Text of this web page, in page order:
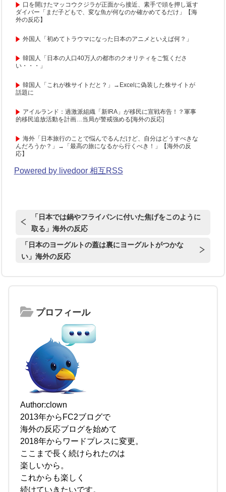
口を開けたマッコウクジラが正面から接近、素手で頭を押し返す
ダイバー「まだ子どもで、変な魚が何なのか確かめてるだけ」【海
外の反応】
外国人「初めてトラウマになった日本のアニメといえば何？」
韓国人「日本の人口40万人の都市のクオリティをご覧くださ
い・・・」
韓国人「これが株サイトだと？」→Excelに偽装した株サイトが
話題に
アイルランド：過激派組織「新IRA」が移民に宣戦布告！？軍事
的移民追放活動を計画…当局が警戒強める[海外の反応]
海外「日本旅行のことで悩んでるんだけど、自分はどうすべきな
んだろうか？」→「最高の旅になるから行くべき！」【海外の反
応】
Powered by livedoor 相互RSS
「日本では鍋やフライパンに付いた焦げをこのように
取る」海外の反応
「日本のヨーグルトの蓋は裏にヨーグルトがつかな
い」海外の反応
プロフィール
Author:clown
2013年からFC2ブログで
海外の反応ブログを始めて
2018年からワードプレスに変更。
ここまで長く続けられたのは
楽しいから。
これからも楽しく
続けていきたいです。